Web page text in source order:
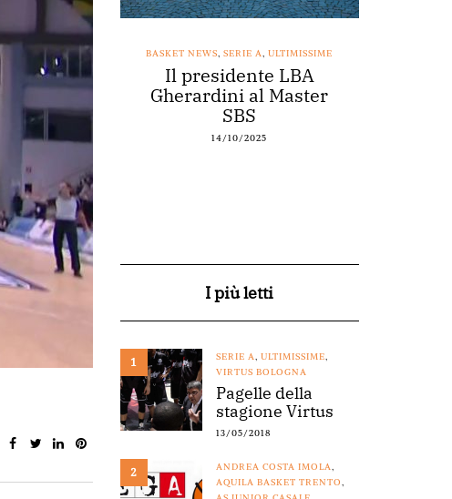
ULTIMISSIME
a canestro
d’arte a
2026
BASKET NEWS,SERIE A,ULTIMISSIME
Il presidente LBA
Gherardini al Master
SBS
14/10/2025
I più letti
1 SERIE A, ULTIMISSIME,
VIRTUS BOLOGNA
Pagelle della
stagione Virtus
13/05/2018
2 ANDREA COSTA IMOLA,
AQUILA BASKET TRENTO,